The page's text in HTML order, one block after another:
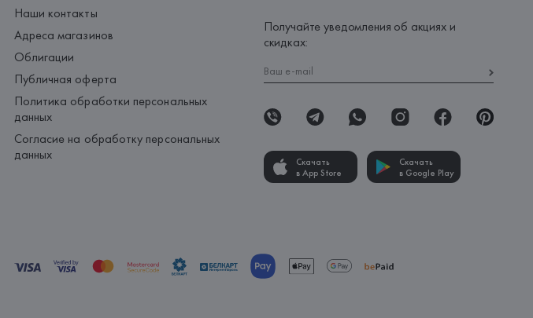
Наши контакты
Адреса магазинов
Облигации
Публичная оферта
Политика обработки персональных
данных
Согласие на обработку персональных
данных
Получайте уведомления об акциях и
скидках:
Скачать
в App Store
Скачать
в Google Play